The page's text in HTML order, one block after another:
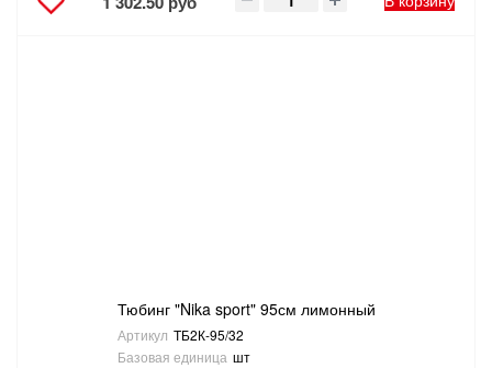
Тюбинг "Nika sport" 95см лимонный
Артикул ТБ2К-95/32
Базовая единица шт